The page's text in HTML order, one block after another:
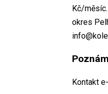
Kč/
okres
Kontakt